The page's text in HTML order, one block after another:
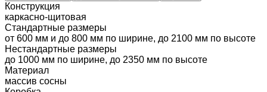
Конструкция
каркасно-щитовая
Стандартные размеры
от 600 мм и до 800 мм по ширине, до 2100 мм по высоте
Нестандартные размеры
до 1000 мм по ширине, до 2350 мм по высоте
Материал
массив сосны